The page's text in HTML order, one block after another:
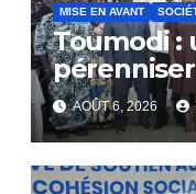
MISE EN AVANT
Toumodi :
AOÛT 6, 2026